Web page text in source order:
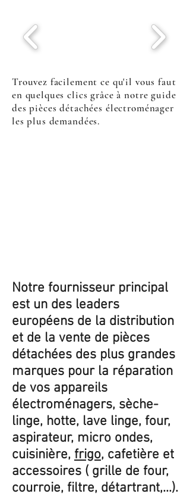
Trouvez facilement ce qu'il vous faut
en quelques clics grâce à notre guide
des pièces détachées électroménager
les plus demandées.
Notre fournisseur principal
est un des leaders
européens de la distribution
et de la vente de pièces
détachées des plus grandes
marques pour la réparation
de vos appareils
électroménagers, sèche-
linge, hotte, lave linge, four,
aspirateur, micro ondes,
cuisinière, frigo, cafetière et
accessoires ( grille de four,
courroie, filtre, détartrant,...).